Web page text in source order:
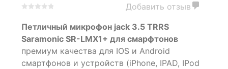
out
on
customer
Добавить отзыв
Петличный микрофон jack 3.5 TRRS
Saramonic SR-LMX1+ для смарфтонов
премиум качества для IOS и Android
смартфонов и устройств (iPhone, IPAD, IPod